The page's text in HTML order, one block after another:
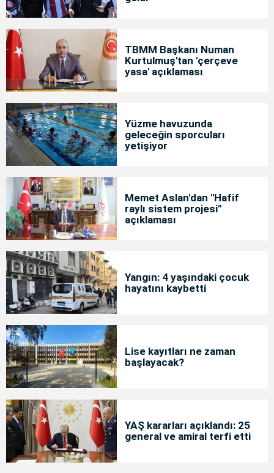
TBMM Başkanı Numan
Kurtulmuş'tan 'çerçeve
yasa' açıklaması
Yüzme havuzunda
geleceğin sporcuları
yetişiyor
Memet Aslan'dan "Hafif
raylı sistem projesi"
açıklaması
Yangın: 4 yaşındaki çocuk
hayatını kaybetti
Lise kayıtları ne zaman
başlayacak?
YAŞ kararları açıklandı: 25
general ve amiral terfi etti